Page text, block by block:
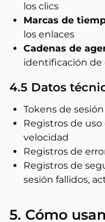
los clics
Marcas de
los enlaces
Cadenas de
identificación de
4.5 Datos
Tokens de
Registros de
velocidad
Registros de
Registros de
sesión fallidos,
5. Cómo